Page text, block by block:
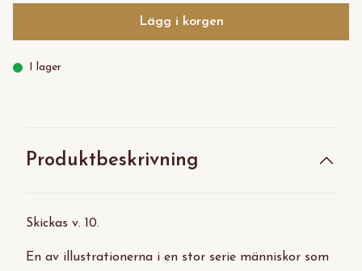
Lägg i korgen
I lager
Produktbeskrivning
Skickas v. 10.
En av illustrationerna i en stor serie människor som